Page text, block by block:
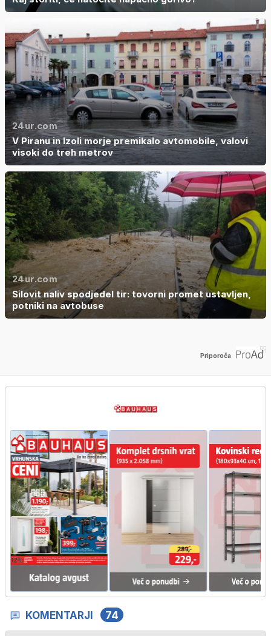
24ur.com
V Piranu in Izoli morje premikalo avtomobile, valovi
visoki do treh metrov
24ur.com
Silovit naliv spodjedel tir: tovorni promet ustavljen,
potniki na avtobuse
Priporoča
KOMENTARJI 74